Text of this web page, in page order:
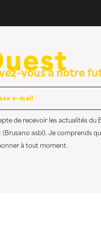
vous à notre
de recevoir les actualités du
(Brusano asbl). Je comprends
à tout moment.